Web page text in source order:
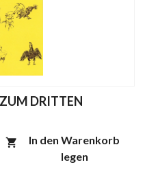
DRITTEN
In den Warenkorb
legen